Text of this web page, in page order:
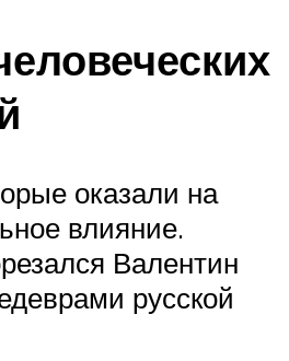
оказали на
влияние.
Валентин
русской